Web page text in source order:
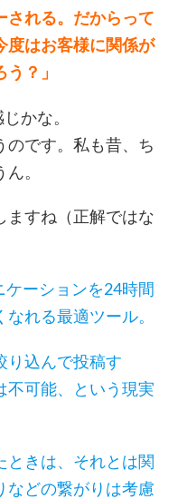
される。だからって
度はお客様に関係が
？」
かな。
のです。私も昔、ち
。
ますね（正解ではな
ケーションを24時間
れる最適ツール。
り込んで投稿す
不可能、という現実
ときは、それとは関
などの繋がりは考慮